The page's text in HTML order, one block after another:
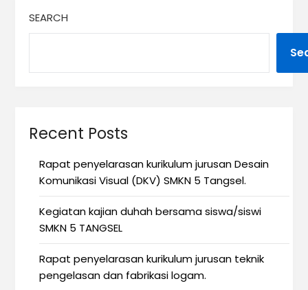
SEARCH
Recent Posts
Rapat penyelarasan kurikulum jurusan Desain
Komunikasi Visual (DKV) SMKN 5 Tangsel.
Kegiatan kajian duhah bersama siswa/siswi
SMKN 5 TANGSEL
Rapat penyelarasan kurikulum jurusan teknik
pengelasan dan fabrikasi logam.